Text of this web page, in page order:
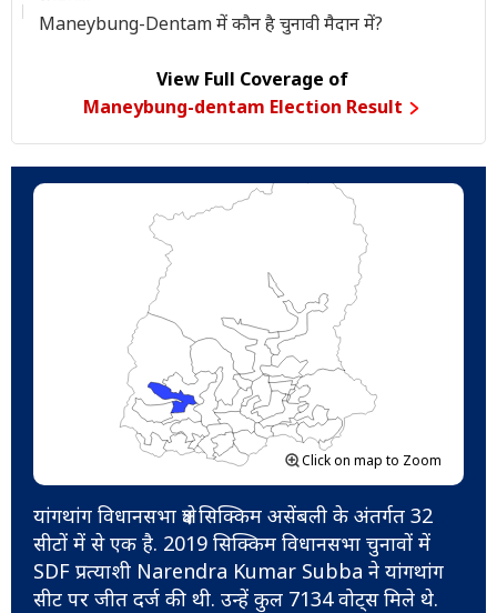
Maneybung-Dentam में कौन है चुनावी मैदान में?
View Full Coverage of
Maneybung-dentam Election Result
Click on map to Zoom
यांगथांग विधानसभा क्षेत्र सिक्किम असेंबली के अंतर्गत 32
सीटों में से एक है. 2019 सिक्किम विधानसभा चुनावों में
SDF प्रत्याशी Narendra Kumar Subba ने यांगथांग
सीट पर जीत दर्ज की थी. उन्हें कुल 7134 वोट्स मिले थे.